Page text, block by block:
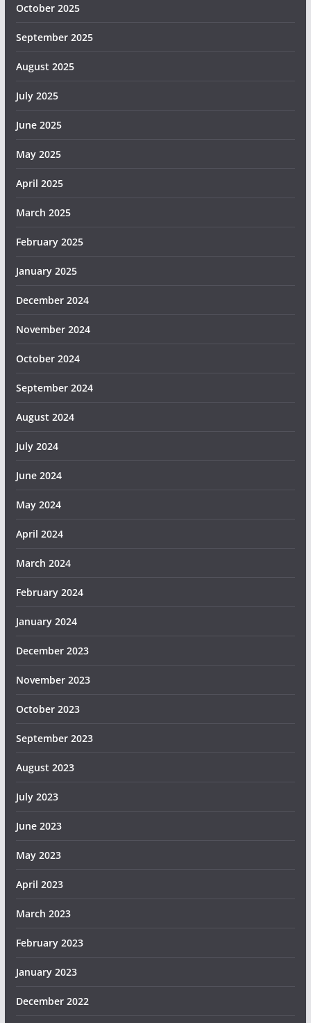
October 2025
September 2025
August 2025
July 2025
June 2025
May 2025
April 2025
March 2025
February 2025
January 2025
December 2024
November 2024
October 2024
September 2024
August 2024
July 2024
June 2024
May 2024
April 2024
March 2024
February 2024
January 2024
December 2023
November 2023
October 2023
September 2023
August 2023
July 2023
June 2023
May 2023
April 2023
March 2023
February 2023
January 2023
December 2022